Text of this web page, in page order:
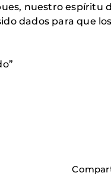
nuestro espíritu
dados para que